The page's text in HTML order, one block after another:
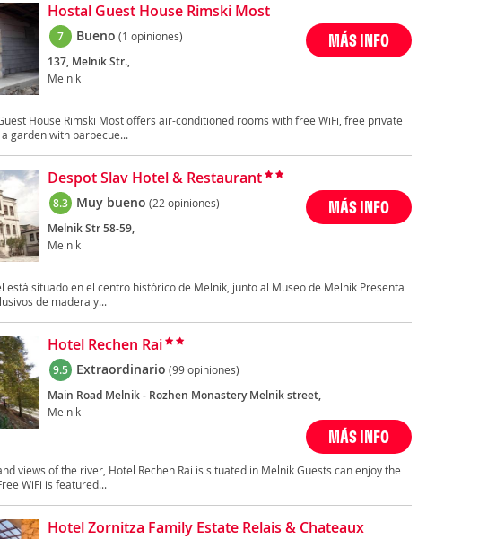
Hostal Guest House Rimski Most
7 Bueno (1 opiniones)
137, Melnik Str.,
Melnik
MÁS INFO
House Rimski Most offers air-conditioned rooms with free WiFi, free private
garden with barbecue...
Despot Slav Hotel & Restaurant
8.3 Muy bueno (22 opiniones)
Melnik Str 58-59,
Melnik
MÁS INFO
está situado en el centro histórico de Melnik, junto al Museo de Melnik Presenta
de madera y...
Hotel Rechen Rai
9.5 Extraordinario (99 opiniones)
Main Road Melnik - Rozhen Monastery Melnik street,
Melnik
MÁS INFO
views of the river, Hotel Rechen Rai is situated in Melnik Guests can enjoy the
WiFi is featured...
Hotel Zornitza Family Estate Relais & Chateaux